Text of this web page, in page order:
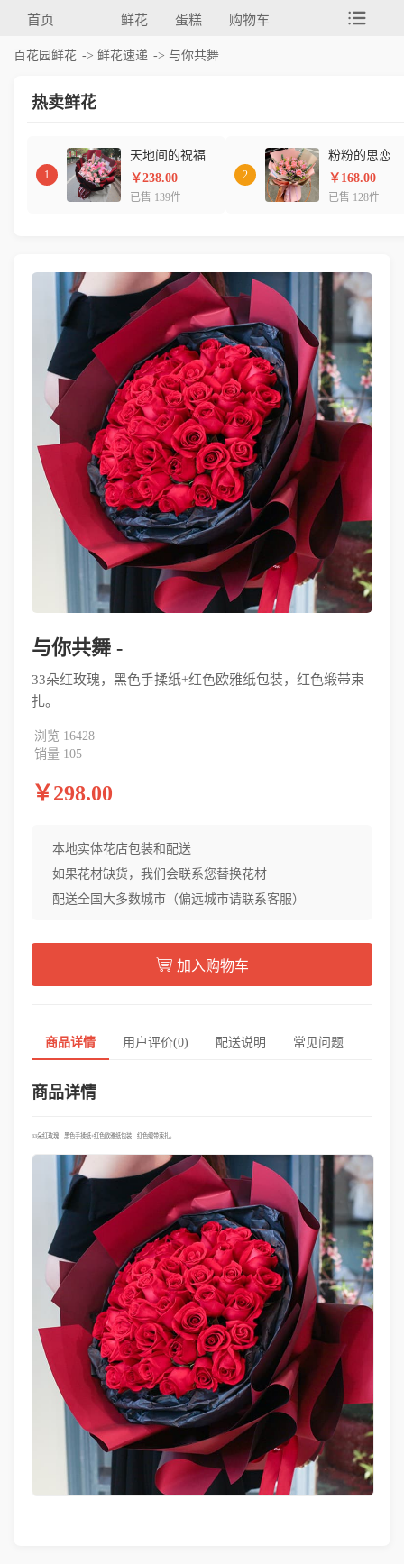
首页 鲜花 蛋糕 购物车
百花园鲜花 -> 鲜花速递 -> 与你共舞
热卖鲜花
1
天地间的祝福
￥238.00
已售 139件
2
粉粉的思恋
￥168.00
已售 128件
与你共舞 -
33朵红玫瑰，黑色手揉纸+红色欧雅纸包装，红色缎带束
扎。
浏览 16428
销量 105
￥298.00
本地实体花店包装和配送
如果花材缺货，我们会联系您替换花材
配送全国大多数城市（偏远城市请联系客服）
加入购物车
商品详情 用户评价(0) 配送说明 常见问题
商品详情
33朵红玫瑰，黑色手揉纸+红色欧雅纸包装，红色缎带束扎。